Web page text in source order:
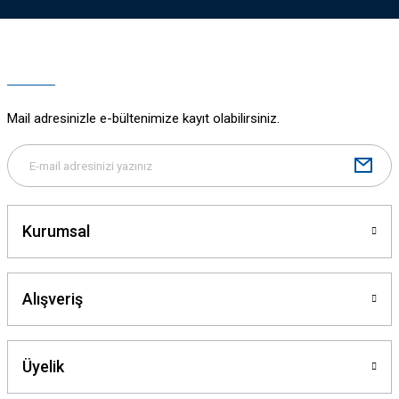
Mail adresinizle e-bültenimize kayıt olabilirsiniz.
Kurumsal
Alışveriş
Üyelik